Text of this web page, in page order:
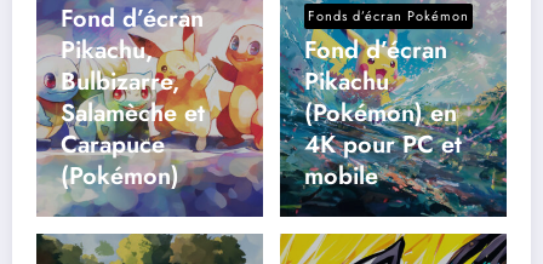
Fond d’écran
Pikachu,
Bulbizarre,
Salamèche et
Carapuce
(Pokémon)
Fonds d’écran Pokémon
Fond d’écran
Pikachu
(Pokémon) en
4K pour PC et
mobile